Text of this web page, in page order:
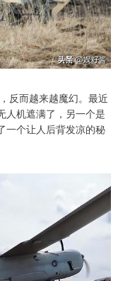
反而越来越魔幻。最近
人机遮满了，另一个是
一个让人后背发凉的秘